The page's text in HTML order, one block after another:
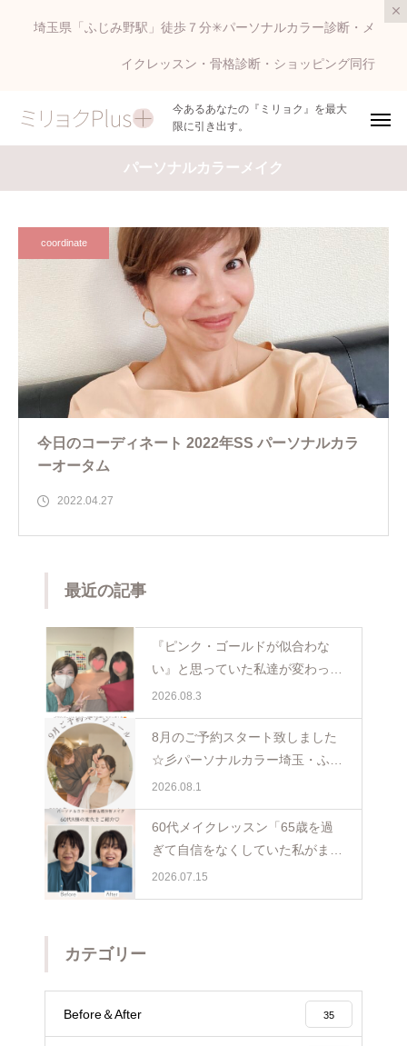
埼玉県「ふじみ野駅」徒歩７分✳︎パーソナルカラー診断・メ
イクレッスン・骨格診断・ショッピング同行
今あるあなたの『ミリョク』を最大
限に引き出す。
パーソナルカラーメイク
coordinate
今日のコーディネート 2022年SS パーソナルカラ
ーオータム
2022.04.27
最近の記事
『ピンク・ゴールドが似合わな
い』と思っていた私達が変わった
日。親子で体験パーソナルカラー
2026.08.3
8月のご予約スタート致しました
☆彡パーソナルカラー埼玉・ふじ
み野
2026.08.1
60代メイクレッスン「65歳を過
ぎて自信をなくしていた私がまた
少し前を向けました☺️埼玉・ふじ
み野
2026.07.15
カテゴリー
Before＆After 35